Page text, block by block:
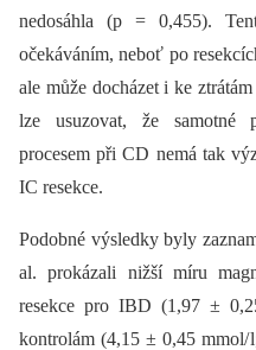
nedosáhla (p = 0,455).
očekáváním, neboť po
ale může docházet i ke
lze usuzovat, že samotné
procesem při CD nemá tak
IC resekce.
Podobné výsledky byly
al. prokázali nižší míru
resekce pro IBD (1,97 ±
kontrolám (4,15 ± 0,45